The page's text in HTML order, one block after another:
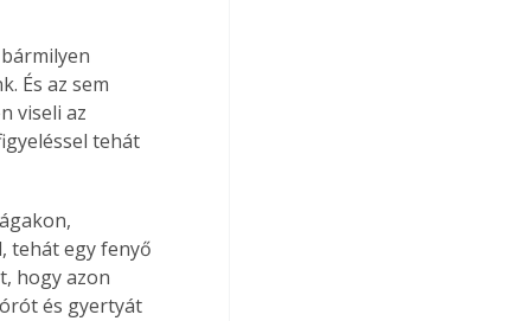
És az sem
viseli az
tehát
tehát egy fenyő
hogy azon
és gyertyát